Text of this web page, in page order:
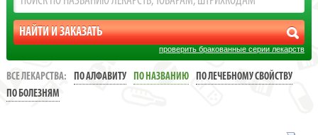
проверить бракованные серии лекарств
ВСЕ ЛЕКАРСТВА: ПО АЛФАВИТУ ПО НАЗВАНИЮ
ПО ЛЕЧЕБНОМУ СВОЙСТВУ
ПО БОЛЕЗНЯМ